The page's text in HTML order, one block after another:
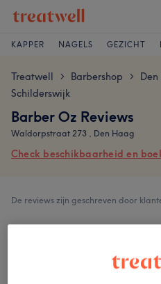
KAPPER NAGELS GEZICHT
Treatwell > Barbershop >
Schilderswijk
Barber Oz Reviews
Waldorpstraat 273 , Den Haag
Check beschikbaarheid en
De reviews zijn geschreven door